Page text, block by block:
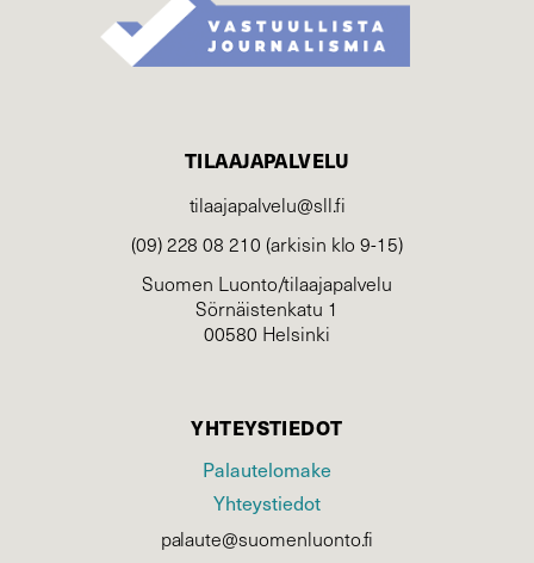
TILAAJAPALVELU
tilaajapalvelu@sll.fi
(09) 228 08 210 (arkisin klo 9-15)
Suomen Luonto/tilaajapalvelu
Sörnäistenkatu 1
00580 Helsinki
YHTEYSTIEDOT
Palautelomake
Yhteystiedot
palaute@suomenluonto.fi